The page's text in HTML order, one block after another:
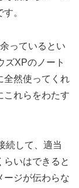
。
っているとい
ズXPのノート
全然使ってくれ
これらをわたす
続して、適当
いはできると
ージが伝わらな